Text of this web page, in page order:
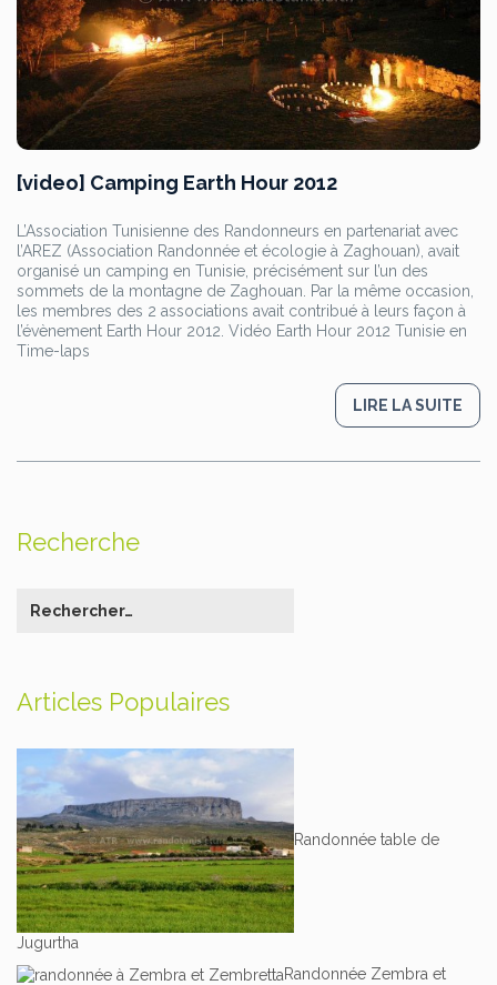
[video] Camping Earth Hour 2012
L’Association Tunisienne des Randonneurs en partenariat avec
l’AREZ (Association Randonnée et écologie à Zaghouan), avait
organisé un camping en Tunisie, précisément sur l’un des
sommets de la montagne de Zaghouan. Par la même occasion,
les membres des 2 associations avait contribué à leurs façon à
l’évènement Earth Hour 2012. Vidéo Earth Hour 2012 Tunisie en
Time-laps
LIRE LA SUITE
Recherche
Articles Populaires
Randonnée table de
Jugurtha
Randonnée Zembra et